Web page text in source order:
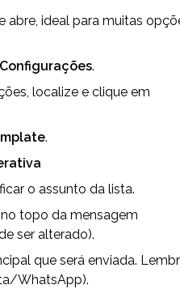
abre, ideal para muitas
Configurações.
.
o assunto da lista.
no topo da mensagem
ser alterado).
que será enviada.
WhatsApp).